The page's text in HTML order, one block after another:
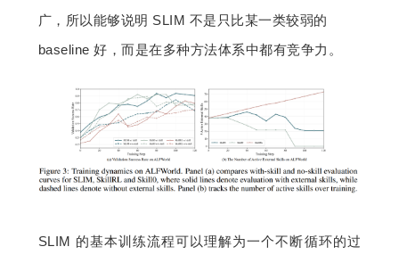
广，所以能够说明 SLIM 不是只比某一类较弱的
baseline 好，而是在多种方法体系中都有竞争力。
SLIM 的基本训练流程可以理解为一个不断循环的过